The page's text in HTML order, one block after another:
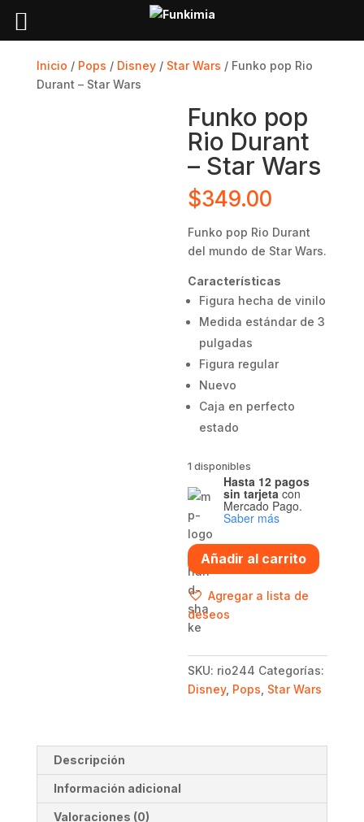
Inicio / Pops / Disney/ Star Wars / Funko pop Rio
Durant – Star Wars
Funko pop
Rio Durant
– Star Wars
$349.00
Funko pop Rio Durant
del mundo de Star Wars.
Características
Figura hecha de vinilo
Medida estándar de 3
pulgadas
Figura regular
Nuevo
Caja en perfecto
estado
1 disponibles
Hasta 12 pagos
sin tarjeta con
Mercado Pago.
Saber más
Funko
pop
Rio
Durant
-
Wars
cantidad
Añadir al carrito
Agregar a lista de
deseos
SKU: rio244 Categorías:
Disney, Pops Star Wars
Descripción
Información adicional
Valoraciones (0)